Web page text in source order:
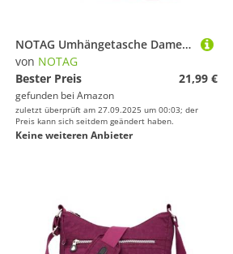
NOTAG Umhängetasche Damen, Casual Schultertasche Mehrere Taschen Leichte Handtasche Wasserdicht Nylon Messenger Bag Reisetasche (Hellviolett)
von NOTAG
Bester Preis
21,99 €
gefunden bei Amazon
zuletzt überprüft am 27.09.2025 um 00:03; der
Preis kann sich seitdem geändert haben.
Keine weiteren Anbieter